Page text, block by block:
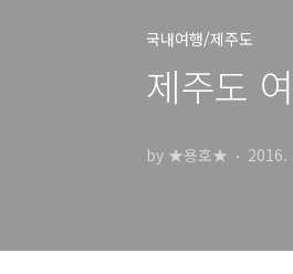
국내여행/제주도
제주도
by ★용호★ 2016.